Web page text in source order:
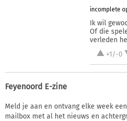
incomplete
Ik wil
Of die
verleden
+1/-0
Feyenoord E-zine
Meld je aan en ontvang elke week
mailbox met al het nieuws en